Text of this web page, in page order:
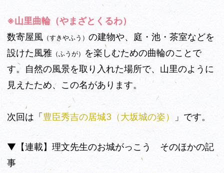
※山里曲輪（やまざとくるわ）
数寄屋風 （すきやふう） の建物や、庭・池・茶室などを
設けた風雅 （ふうが）
を楽しむための曲輪のことで
す。自然の風景を取り入れた場所で、山里のように
見えたため、この名があります。
次回は「 豊臣秀吉の居城3（大坂城の姿） 」です。
▼【連載】理文先生のお城がっこう そのほかの記
事